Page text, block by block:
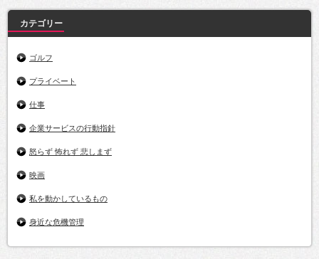
カテゴリー
ゴルフ
プライベート
仕事
企業サービスの行動指針
怒らず 怖れず 悲しまず
映画
私を動かしているもの
身近な危機管理